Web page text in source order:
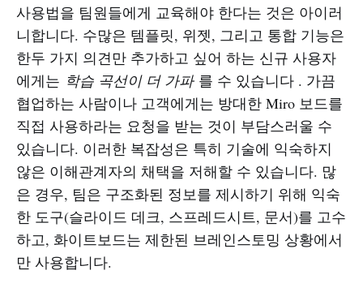
사용법을 팀원들에게 교육해야 한다는 것은 아이러
니합니다. 수많은 템플릿, 위젯, 그리고 통합 기능은
한두 가지 의견만 추가하고 싶어 하는 신규 사용자
에게는 학습 곡선이 더 가파를 수 있습니다 . 가끔
협업하는 사람이나 고객에게는 방대한 Miro 보드를
직접 사용하라는 요청을 받는 것이 부담스러울 수
있습니다. 이러한 복잡성은 특히 기술에 익숙하지
않은 이해관계자의 채택을 저해할 수 있습니다. 많
은 경우, 팀은 구조화된 정보를 제시하기 위해 익숙
한 도구(슬라이드 데크, 스프레드시트, 문서)를 고수
하고, 화이트보드는 제한된 브레인스토밍 상황에서
만 사용합니다.